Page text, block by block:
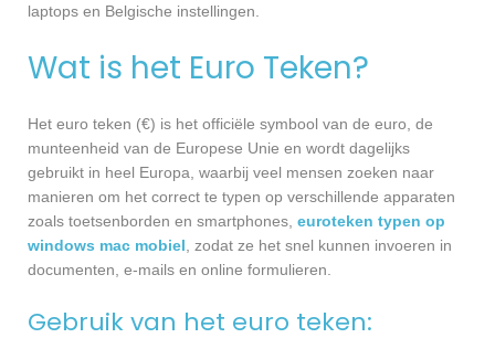
laptops en Belgische instellingen.
Wat is het Euro Teken?
Het euro teken (€) is het officiële symbool van de euro, de
munteenheid van de Europese Unie en wordt dagelijks
gebruikt in heel Europa, waarbij veel mensen zoeken naar
manieren om het correct te typen op verschillende apparaten
zoals toetsenborden en smartphones, euroteken typen op
windows mac mobiel , zodat ze het snel kunnen invoeren in
documenten, e-mails en online formulieren.
Gebruik van het euro teken: